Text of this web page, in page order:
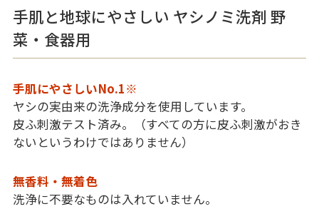
手肌と地球にやさしい ヤシノミ洗剤 野
菜・食器用
手肌にやさしいNo.1※
ヤシの実由来の洗浄成分を使用しています。
皮ふ刺激テスト済み。（すべての方に皮ふ刺激がおき
ないというわけではありません）
無香料・無着色
洗浄に不要なものは入れていません。